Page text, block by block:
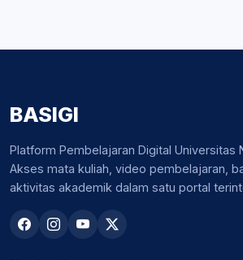
BASIGI
Platform Pembelajaran Digital Universitas
Akses mata kuliah, video pembelajaran,
aktivitas akademik dalam satu portal